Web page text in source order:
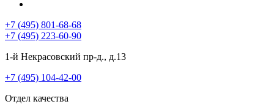
+7 (495) 801-68-68
+7 (495) 223-60-90
1-й Некрасовский пр-д., д.13
+7 (495) 104-42-00
Отдел качества